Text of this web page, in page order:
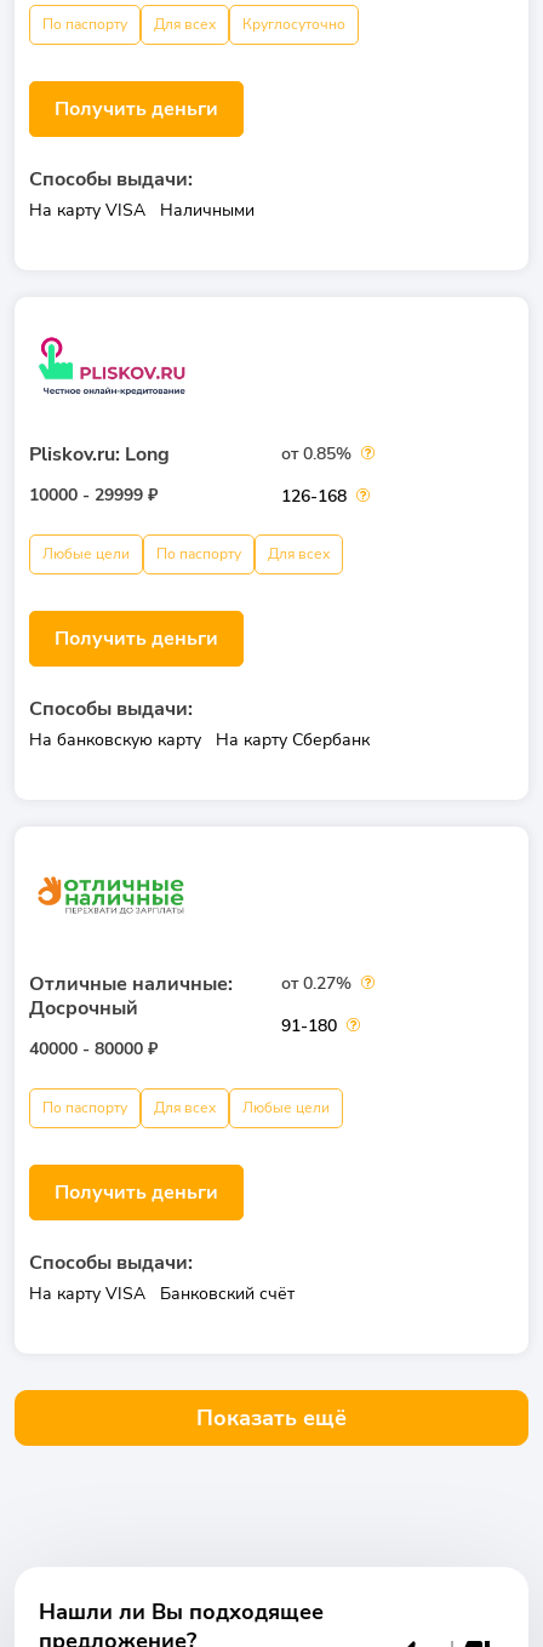
По паспорту Для всех Круглосуточно
Получить деньги
Способы выдачи:
На карту VISA Наличными
Pliskov.ru: Long
10000 - 29999 ₽
от 0.85%
126-168
Любые цели По паспорту Для всех
Получить деньги
Способы выдачи:
На банковскую карту На карту Сбербанк
Отличные наличные:
Досрочный
40000 - 80000 ₽
от 0.27%
91-180
По паспорту Для всех Любые цели
Получить деньги
Способы выдачи:
На карту VISA Банковский счёт
Показать ещё
Нашли ли Вы подходящее
предложение?